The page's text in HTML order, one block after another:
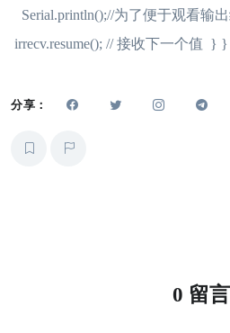
Serial.println();//为了便于观看输
irrecv.resume(); // 接收下一个值 } }
分享：
0 留言